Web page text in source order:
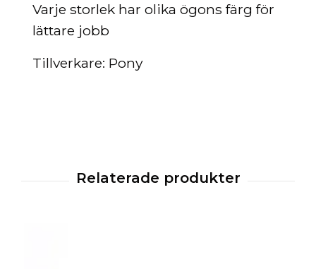
Varje storlek har olika ögons färg för
lättare jobb
Tillverkare: Pony